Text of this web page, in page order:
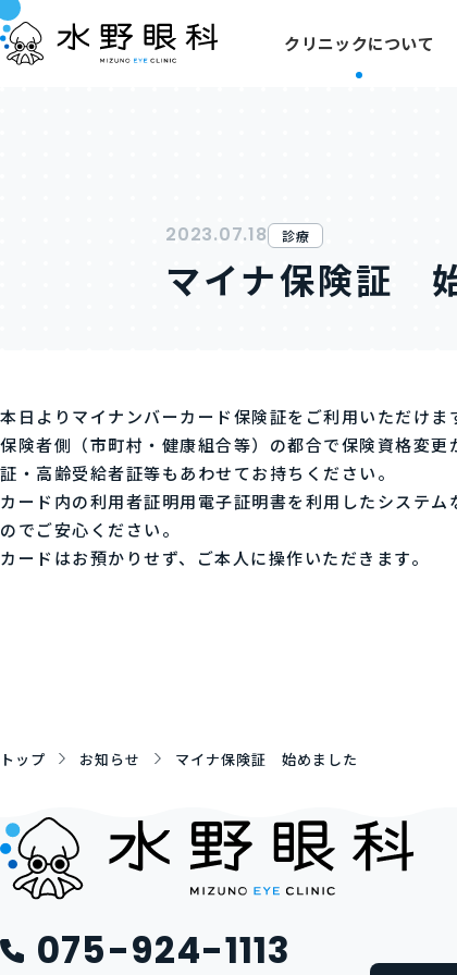
クリニックについて
2023.07.18 診療
マイナ保険証
本日よりマイナンバーカード保険証をご利用いただけま
保険者側（市町村・健康組合等）の都合で保険資格変
証・高齢受給者証等もあわせてお持ちください。
カード内の利用者証明用電子証明書を利用したシステ
のでご安心ください。
カードはお預かりせず、ご本人に操作いただきます。
トップ お知らせ マイナ保険証 始めました
075-924-1113